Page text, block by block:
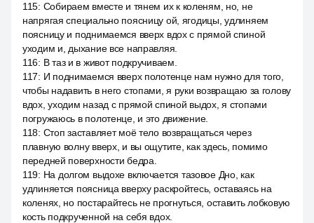
115: Собираем вместе и тянем их к коленям, но, не
напрягая специально поясницу ой, ягодицы, удлиняем
поясницу и поднимаемся вверх вдох с прямой спиной
уходим и, дыхание все направляя.
116: В таз и в живот подкручиваем.
117: И поднимаемся вверх полотенце нам нужно для того,
чтобы надавить в него стопами, я руки возвращаю за голову
вдох, уходим назад с прямой спиной выдох, я стопами
погружаюсь в полотенце, и это движение.
118: Стоп заставляет моё тело возвращаться через
плавную волну вверх, и вы ощутите, как здесь, помимо
передней поверхности бедра.
119: На долгом выдохе включается тазовое Дно, как
удлиняется поясница вверху раскройтесь, оставаясь на
коленях, но постарайтесь не прогнуться, оставить лобковую
кость подкрученной на себя вдох.